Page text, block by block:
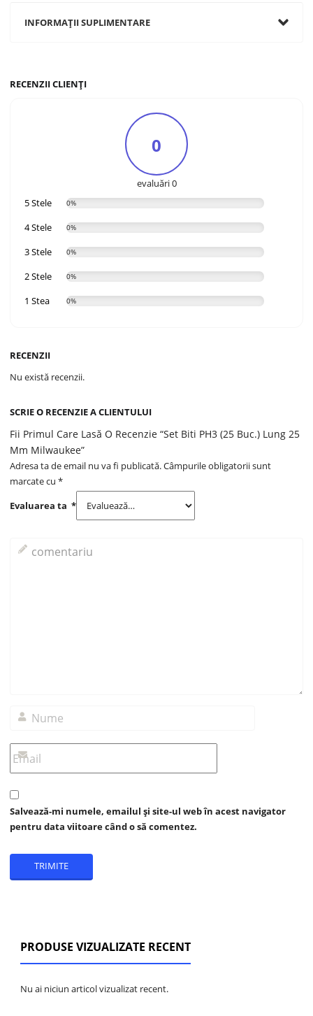
INFORMAȚII SUPLIMENTARE
RECENZII CLIENȚI
0
evaluări 0
5 Stele
0%
4 Stele 0%
3 Stele 0%
2 Stele 0%
1 Stea 0%
RECENZII
Nu există recenzii.
SCRIE O RECENZIE A CLIENTULUI
Fii Primul Care Lasă O Recenzie “Set Biti PH3 (25 Buc.) Lung 25
Mm Milwaukee”
Adresa ta de email nu va fi publicată.Câmpurile obligatorii sunt
marcate cu*
Evaluarea ta*
Salvează-mi numele, emailul și site-ul web în acest navigator
pentru data viitoare când o să comentez.
PRODUSE VIZUALIZATE RECENT
Nu ai niciun articol vizualizat recent.